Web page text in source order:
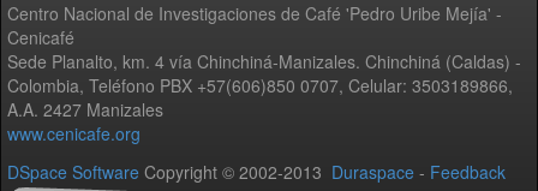
Centro Nacional de Investigaciones de Café 'Pedro Uribe Mejía' -
Cenicafé
Sede Planalto, km. 4 vía Chinchiná-Manizales. Chinchiná (Caldas) -
Colombia, Teléfono PBX +57(606)850 0707, Celular: 3503189866,
A.A. 2427 Manizales
www.cenicafe.org
DSpace Software Copyright © 2002-2013 Duraspace - Feedback